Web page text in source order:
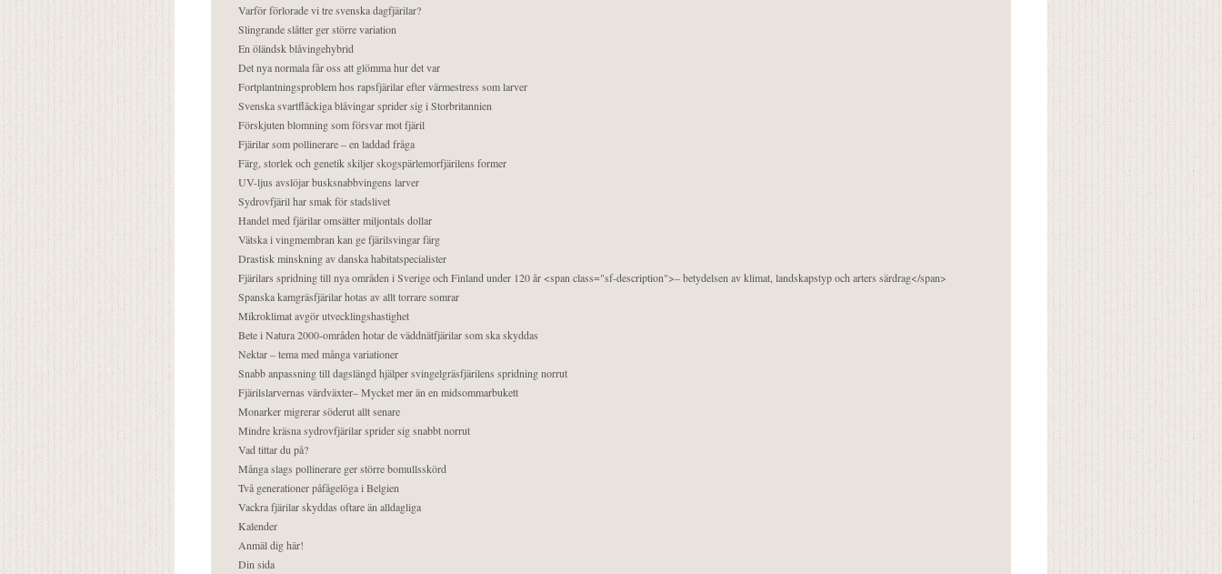
Varför förlorade vi tre svenska dagfjärilar?
Slingrande slåtter ger större variation
En öländsk blåvingehybrid
Det nya normala får oss att glömma hur det var
Fortplantningsproblem hos rapsfjärilar efter värmestress som larver
Svenska svartfläckiga blåvingar sprider sig i Storbritannien
Förskjuten blomning som försvar mot fjäril
Fjärilar som pollinerare – en laddad fråga
Färg, storlek och genetik skiljer skogspärlemorfjärilens former
UV-ljus avslöjar busksnabbvingens larver
Sydrovfjäril har smak för stadslivet
Handel med fjärilar omsätter miljontals dollar
Vätska i vingmembran kan ge fjärilsvingar färg
Drastisk minskning av danska habitatspecialister
Fjärilars spridning till nya områden i Sverige och Finland under 120 år <span class="sf-description">– betydelsen av klimat, landskapstyp och arters särdrag</span>
Spanska kamgräsfjärilar hotas av allt torrare somrar
Mikroklimat avgör utvecklingshastighet
Bete i Natura 2000-områden hotar de väddnätfjärilar som ska skyddas
Nektar – tema med många variationer
Snabb anpassning till dagslängd hjälper svingelgräsfjärilens spridning norrut
Fjärilslarvernas värdväxter– Mycket mer än en midsommarbukett
Monarker migrerar söderut allt senare
Mindre kräsna sydrovfjärilar sprider sig snabbt norrut
Vad tittar du på?
Många slags pollinerare ger större bomullsskörd
Två generationer påfågelöga i Belgien
Vackra fjärilar skyddas oftare än alldagliga
Kalender
Anmäl dig här!
Din sida